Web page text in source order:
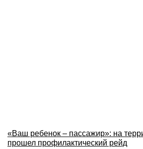
«Ваш ребенок – пассажир»: на
прошел профилактический рейд